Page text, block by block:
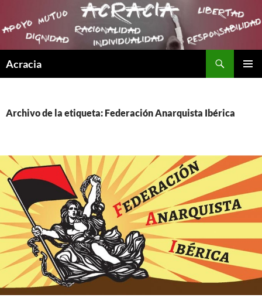
Acracia
Archivo de la etiqueta: Federación Anarquista Ibérica